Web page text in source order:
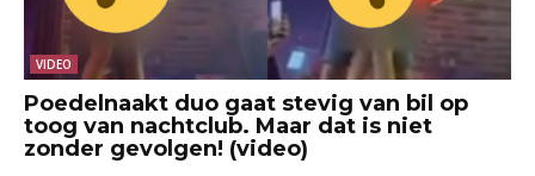
VIDEO
Poedelnaakt duo gaat stevig van bil op
toog van nachtclub. Maar dat is niet
zonder gevolgen! (video)